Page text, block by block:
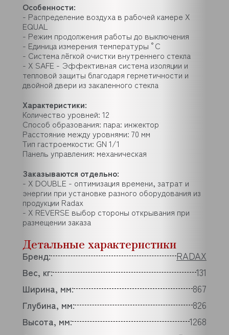
Особенности:
- Распределение воздуха в рабочей камере X
EQUAL
- Режим продолжения работы до выключения
- Единица измерения температуры °C
- Система лёгкой очистки внутреннего стекла
- X SAFE - Эффективная система изоляции и
тепловой защиты благодаря герметичности и
двойной двери из закаленного стекла
Характеристики:
Количество уровней: 12
Способ образования: пара: инжектор
Расстояние между уровнями: 70 мм
Тип гастроемкости: GN 1/1
Панель управления: механическая
Заказываются отдельно:
- X DOUBLE - оптимизация времени, затрат и
энергии при установке разного оборудования из
продукции Radaх
- X REVERSE выбор стороны открывания при
размещении заказа
Детальные характеристики
Бренд:
RADAX
Вес, кг:
131
Ширина, мм:
867
Глубина, мм:
826
Высота, мм:
1268